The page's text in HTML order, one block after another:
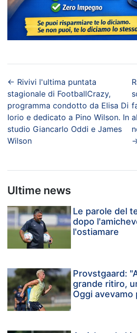
← Rivivi l'ultima puntata
stagionale di FootballCrazy,
programma condotto da Elisa Di
Iorio e dedicato a Pino Wilson. In
studio Giancarlo Oddi e James
Wilson
Ultime news
Le parole del
dopo
l'ostiamare
Provstgaard:
grande ritiro,
Oggi avevamo